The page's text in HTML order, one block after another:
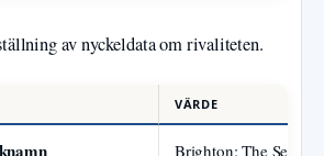
av nyckeldata om rivaliteten.
VÄRDE
Brighton: The